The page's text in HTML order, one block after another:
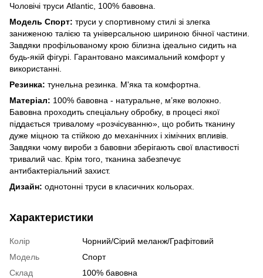
Чоловічі труси Atlantic, 100% бавовна.
Модель Спорт: труси у спортивному стилі зі злегка
заниженою талією та універсальною шириною бічної частини.
Завдяки профільованому крою білизна ідеально сидить на
будь-якій фігурі. Гарантовано максимальний комфорт у
використанні.
Резинка: тунельна резинка. М'яка та комфортна.
Матеріал: 100% бавовна - натуральне, м’яке волокно.
Бавовна проходить спеціальну обробку, в процесі якої
піддається тривалому «розчісуванню», що робить тканину
дуже міцною та стійкою до механічних і хімічних впливів.
Завдяки чому вироби з бавовни зберігають свої властивості
тривалий час. Крім того, тканина забезпечує
антибактеріальний захист.
Дизайн: однотонні труси в класичних кольорах.
Характеристики
Колір
Чорний/Сірий меланж/Графітовий
Модель
Спорт
Склад
100% бавовна